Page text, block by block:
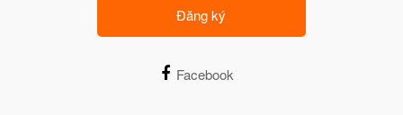
Đăng ký
Facebook